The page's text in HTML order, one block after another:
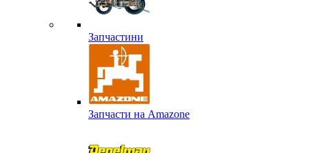
Запчастини
Запчасти на Amazone